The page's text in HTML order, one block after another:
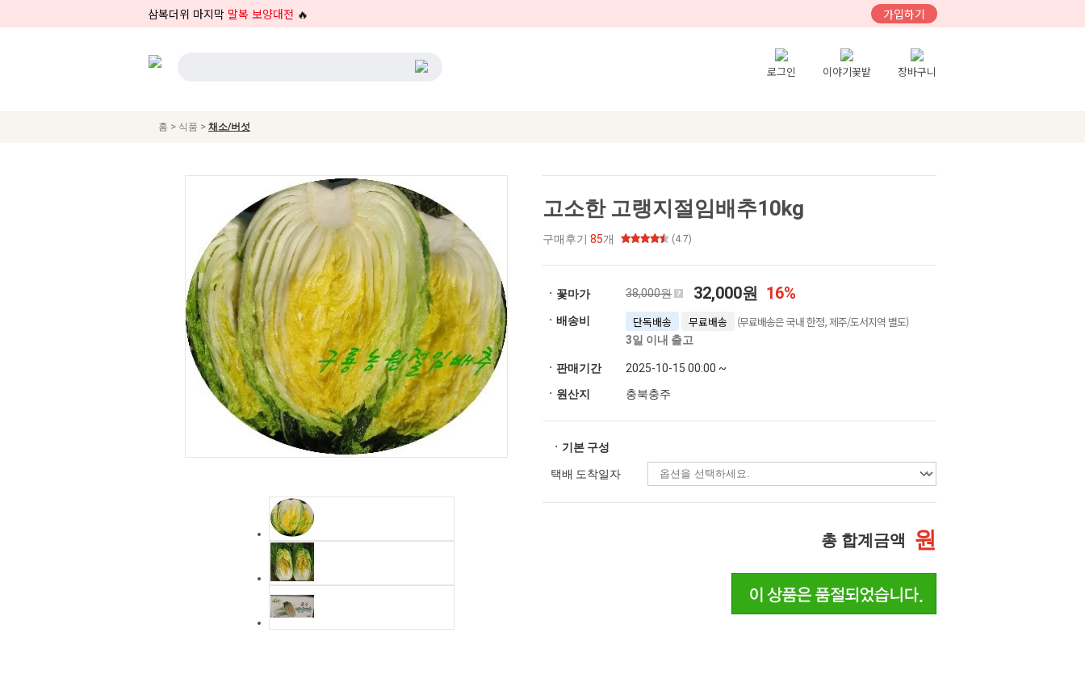
삼복더위 마지막 말복 보양대전 🔥 가입하기
로그인 이야기꽃밭 장바구니
홈 > 식품 > 채소/버섯
고소한 고랭지절임배추10kg
구매후기 85개 (4.7)
ㆍ꽃마가 38,000원 32,000원 16%
ㆍ배송비 단독배송 무료배송 (무료배송은 국내 한정, 제주/도서지역 별도)
3일 이내 출고
ㆍ판매기간
2025-10-15 00:00 ~
ㆍ원산지
충북충주
ㆍ기본 구성
택배 도착일자
총 합계금액 원